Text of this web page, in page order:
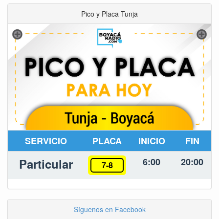
Pico y Placa Tunja
SERVICIO PLACA INICIO FIN
Particular 7-8 6:00 20:00
Síguenos en Facebook